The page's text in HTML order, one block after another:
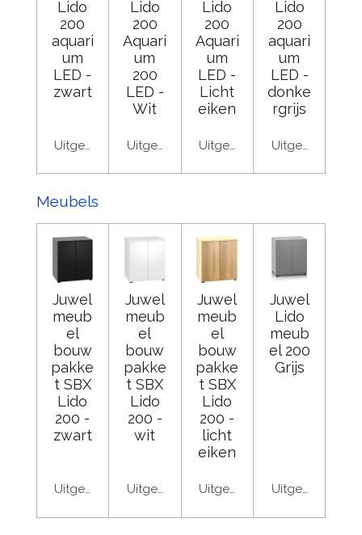
Lido
200
aquari
um
LED -
zwart
Uitgeschakeld
Lido
200
Aquari
um
200
LED -
Wit
Uitgeschakeld
Lido
200
Aquari
um
LED -
Licht
eiken
Uitgeschakeld
Lido
200
aquari
um
LED -
donke
rgrijs
Uitgeschakeld
Meubels
Juwel
meub
el
bouw
pakke
t SBX
Lido
200 -
zwart
Uitgeschakeld
Juwel
meub
el
bouw
pakke
t SBX
Lido
200 -
wit
Uitgeschakeld
Juwel
meub
el
bouw
pakke
t SBX
Lido
200 -
licht
eiken
Uitgeschakeld
Juwel
Lido
meub
el 200
Grijs
Uitgeschakeld